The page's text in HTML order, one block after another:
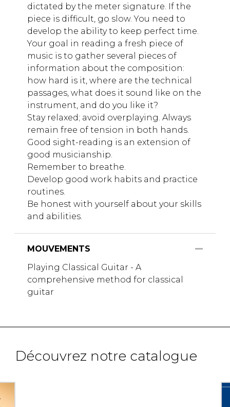
dictated by the meter signature. If the
piece is difficult, go slow. You need to
develop the ability to keep perfect time.
Your goal in reading a fresh piece of
music is to gather several pieces of
information about the composition:
how hard is it, where are the technical
passages, what does it sound like on the
instrument, and do you like it?
Stay relaxed; avoid overplaying. Always
remain free of tension in both hands.
Good sight-reading is an extension of
good musicianship.
Remember to breathe.
Develop good work habits and practice
routines.
Be honest with yourself about your skills
and abilities.
MOUVEMENTS
Playing Classical Guitar - A
comprehensive method for classical
guitar
Découvrez notre catalogue